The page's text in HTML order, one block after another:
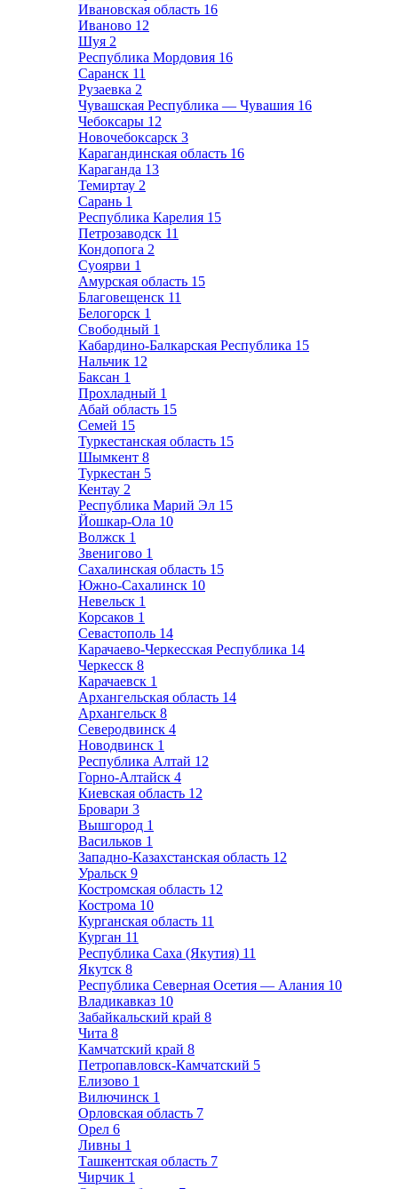
Ивановская область 16
Иваново 12
Шуя 2
Республика Мордовия 16
Саранск 11
Рузаевка 2
Чувашская Республика — Чувашия 16
Чебоксары 12
Новочебоксарск 3
Карагандинская область 16
Караганда 13
Темиртау 2
Сарань 1
Республика Карелия 15
Петрозаводск 11
Кондопога 2
Суоярви 1
Амурская область 15
Благовещенск 11
Белогорск 1
Свободный 1
Кабардино-Балкарская Республика 15
Нальчик 12
Баксан 1
Прохладный 1
Абай область 15
Семей 15
Туркестанская область 15
Шымкент 8
Туркестан 5
Кентау 2
Республика Марий Эл 15
Йошкар-Ола 10
Волжск 1
Звенигово 1
Сахалинская область 15
Южно-Сахалинск 10
Невельск 1
Корсаков 1
Севастополь 14
Карачаево-Черкесская Республика 14
Черкесск 8
Карачаевск 1
Архангельская область 14
Архангельск 8
Северодвинск 4
Новодвинск 1
Республика Алтай 12
Горно-Алтайск 4
Киевская область 12
Бровари 3
Вышгород 1
Васильков 1
Западно-Казахстанская область 12
Уральск 9
Костромская область 12
Кострома 10
Курганская область 11
Курган 11
Республика Саха (Якутия) 11
Якутск 8
Республика Северная Осетия — Алания 10
Владикавказ 10
Забайкальский край 8
Чита 8
Камчатский край 8
Петропавловск-Камчатский 5
Елизово 1
Вилючинск 1
Орловская область 7
Орел 6
Ливны 1
Ташкентская область 7
Чирчик 1